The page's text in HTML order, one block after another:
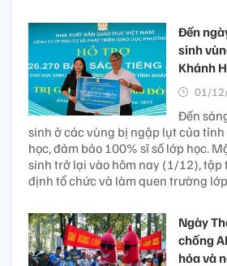
Đến
sinh
Khánh
01/
Đến
sinh ở các vùng bị ngập lụt của
học, đảm bảo 100% sĩ số lớp học.
sinh trở lại vào hôm nay (1/12), tập
định tổ chức và làm quen trường
Ngày
chống
hóa và